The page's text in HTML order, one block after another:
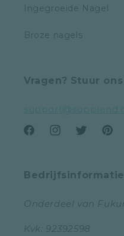
Ingegroeide Nagel
Broze nagels
Vragen? Stuur
FacebookInstagramTwitter
Bedrijfsinformatie
Onderdeel van
Kvk: 92392598